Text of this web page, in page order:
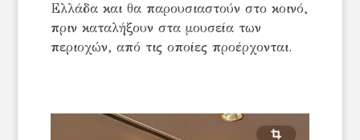
Ελλάδα και θα παρουσιαστούν στο κοινό,
πριν καταλήξουν στα μουσεία των
περιοχών, από τις οποίες προέρχονται.